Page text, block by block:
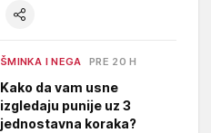
ŠMINKA I NEGA PRE 20 H
Kako da vam usne
izgledaju punije uz 3
jednostavna koraka?